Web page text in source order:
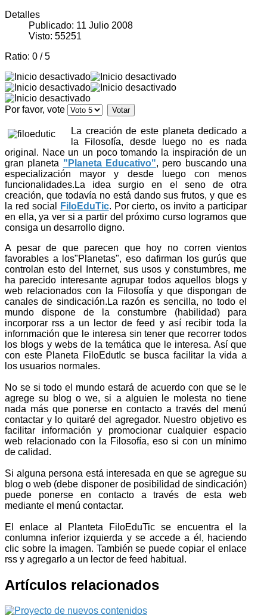
Detalles
Publicado: 11 Julio 2008
Visto: 55251
Ratio: 0 /5
Por favor, vote
La creación de este planeta dedicado a
la Filosofía, desde luego no es nada
original. Nace un un poco tomando la inspiración de un
gran planeta "Planeta Educativo", pero buscando una
especialización mayor y desde luego con menos
funcionalidades.La idea surgio en el seno de otra
creación, que todavía no está dando sus frutos, y que es
la red social
FiloEduTic. Por cierto, os invito a participar
en ella, ya ver si a partir del próximo curso logramos que
consiga un desarrollo digno.
A pesar de que parecen que hoy no corren vientos
favorables a los"Planetas", eso dafirman los gurús que
controlan esto del Internet, sus usos y constumbres, me
ha parecido interesante agrupar todos aquellos blogs y
web relacionados con la Filosofía y que dispongan de
canales de sindicación.La razón es sencilla, no todo el
mundo dispone de la constumbre (habilidad) para
incorporar rss a un lector de feed y así recibir toda la
infornmación que le interesa sin tener que recorrer todos
los blogs y webs de la temática que le interesa. Así que
con este Planeta FiloEdutIc se busca facilitar la vida a
los usuarios normales.
No se si todo el mundo estará de acuerdo con que se le
agrege su blog o we, si a alguien le molesta no tiene
nada más que ponerse en contacto a través del menú
contactar y lo quitaré del agregador. Nuestro objetivo es
facilitar información y promocionar cualquier espacio
web relacionado con la Filosofía, eso si con un mínimo
de calidad.
Si alguna persona está interesada en que se agregue su
blog o web (debe disponer de posibilidad de sindicación)
puede ponerse en contacto a través de esta web
mediante el menú contactar.
El enlace al Planteta FiloEduTic se encuentra el la
conlumna inferior izquierda y se accede a él, haciendo
clic sobre la imagen. También se puede copiar el enlace
rss y agregarlo a un lector de feed habitual.
Artículos relacionados